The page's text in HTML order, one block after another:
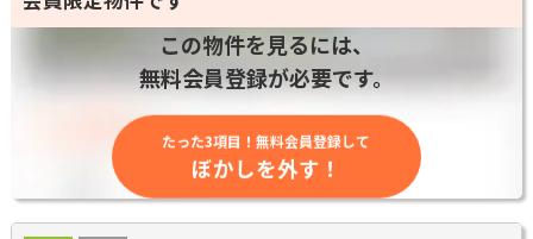
この物件を見るには、
無料会員登録が必要です。
たった3項目！無料会員登録して
ぼかしを外す！